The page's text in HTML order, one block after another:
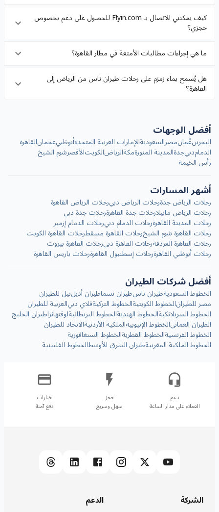
كيف يمكنني الاتصال بـ Flyin.com للحصول على دعم بخصوص
حجزي؟
ما هي إجراءات مطالبات الأمتعة في مطار القاهرة؟
هل يُسمح بماء زمزم على رحلات طيران ناس من الرياض إلى
القاهرة؟
أفضل الوجهات
البحرينعُمانمصرالسعوديةالإمارات العربية المتحدةأبوظبيعجمانالقاهرة
الدمامدبيجدةالمدينة المنورةمكةالرياضالكويتالأقصرشرم الشيخ
رأس الخيمة
أشهر المسارات
رحلات الرياض جدةرحلات الرياض دبيرحلات الرياض القاهرة
رحلات الرياض مانيلارحلات جدة القاهرةرحلات جدة دبي
رحلات المدينة القاهرةرحلات الدمام دبيرحلات الدمام إزمير
رحلات القاهرة شرم الشيخرحلات القاهرة مسقطرحلات القاهرة الكويت
رحلات القاهرة الغردقةرحلات القاهرة دبيرحلات القاهرة بيروت
رحلات أبوظبي القاهرةرحلات إسطنبول القاهرةرحلات باريس القاهرة
أفضل شركات الطيران
الخطوط السعوديةطيران ناسطيران نسماطيران أديلنيل للطيران
مصر للطيرانالخطوط الكويتيةالخطوط التركيةفلاي دبيالعربية للطيران
الخطوط السريلانكيةالخطوط الهنديةالخطوط البريطانيةلوفتهانزاطيران الخليج
الطيران العمانيالخطوط الإثيوبيةالملكية الأردنيةالاتحاد للطيران
الخطوط الفرنسيةالخطوط القطريةالخطوط السنغافورية
الخطوط الملكية المغربيةطيران الشرق الأوسطالخطوط الفلبينية
العملاء على مدار الساعة
حجز
سهل وسريع دفع آمنة
الشركة الدعم